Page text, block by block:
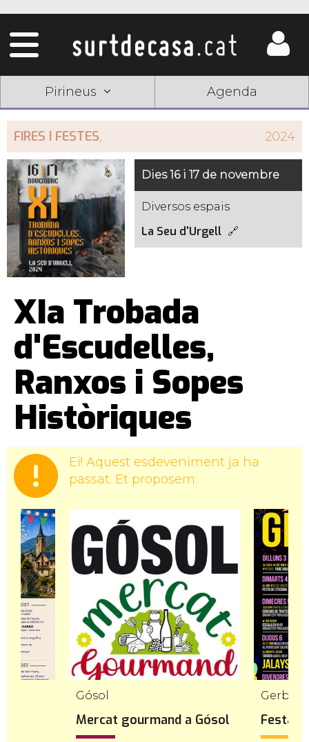
Pirineus Agenda
FIRES I FESTES, 2024
Dies 16 i 17 de novembre
Diversos espais
La Seu d'Urgell
XIa Trobada
d'Escudelles,
Ranxos i Sopes
Històriques
Ei! Aquest esdeveniment ja ha
passat. Et proposem:
Gósol
Mercat gourmand a Gósol
Gerb
Festa